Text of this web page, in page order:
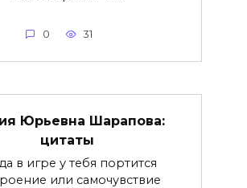
0 31
Юрьевна Шарапова:
цитаты
в игре у тебя портится
или самочувствие